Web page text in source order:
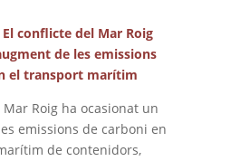
El conflicte del Mar Roig
de les emissions
el transport marítim
Roig ha ocasionat un
emissions de carboni en
de contenidors,